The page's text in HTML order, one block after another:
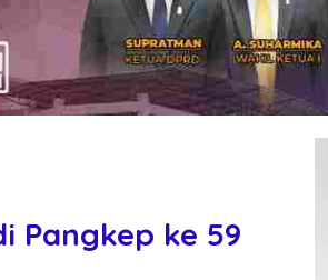
Pangkep ke 59